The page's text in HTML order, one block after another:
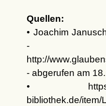
Quellen:
• Joachim
-
http://
- abgerufen am
• https://
bibliothek.de/